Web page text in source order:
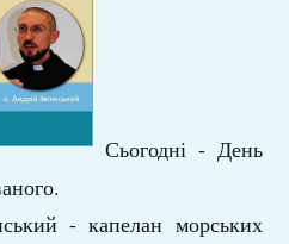
Сьогодні - День
- капелан морських